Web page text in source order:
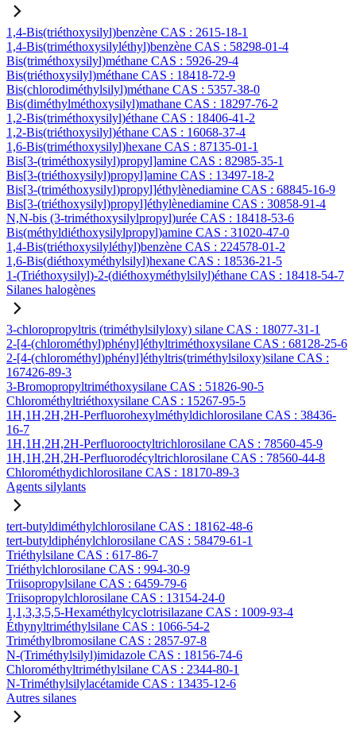
1,4-Bis(triéthoxysilyl)benzène CAS : 2615-18-1
1,4-Bis(triméthoxysilyléthyl)benzène CAS : 58298-01-4
Bis(triméthoxysilyl)méthane CAS : 5926-29-4
Bis(triéthoxysilyl)méthane CAS : 18418-72-9
Bis(chlorodiméthylsilyl)méthane CAS : 5357-38-0
Bis(diméthylméthoxysilyl)mathane CAS : 18297-76-2
1,2-Bis(triméthoxysilyl)éthane CAS : 18406-41-2
1,2-Bis(triéthoxysilyl)éthane CAS : 16068-37-4
1,6-Bis(triméthoxysilyl)hexane CAS : 87135-01-1
Bis[3-(triméthoxysilyl)propyl]amine CAS : 82985-35-1
Bis[3-(triéthoxysilyl)propyl]amine CAS : 13497-18-2
Bis[3-(triméthoxysilyl)propyl]éthylènediamine CAS : 68845-16-9
Bis[3-(triéthoxysilyl)propyl]éthylènediamine CAS : 30858-91-4
N,N-bis (3-triméthoxysilylpropyl)urée CAS : 18418-53-6
Bis(méthyldiéthoxysilylpropyl)amine CAS : 31020-47-0
1,4-Bis(triéthoxysilyléthyl)benzène CAS : 224578-01-2
1,6-Bis(diéthoxyméthylsilyl)hexane CAS : 18536-21-5
1-(Triéthoxysilyl)-2-(diéthoxyméthylsilyl)éthane CAS : 18418-54-7
Silanes halogènes
3-chloropropyltris (triméthylsilyloxy) silane CAS : 18077-31-1
2-[4-(chlorométhyl)phényl]éthyltriméthoxysilane CAS : 68128-25-6
2-[4-(chlorométhyl)phényl]éthyltris(triméthylsiloxy)silane CAS :
167426-89-3
3-Bromopropyltriméthoxysilane CAS : 51826-90-5
Chlorométhyltriéthoxysilane CAS : 15267-95-5
1H,1H,2H,2H-Perfluorohexylméthyldichlorosilane CAS : 38436-
16-7
1H,1H,2H,2H-Perfluorooctyltrichlorosilane CAS : 78560-45-9
1H,1H,2H,2H-Perfluorodécyltrichlorosilane CAS : 78560-44-8
Chlorométhydichlorosilane CAS : 18170-89-3
Agents silylants
tert-butyldiméthylchlorosilane CAS : 18162-48-6
tert-butyldiphénylchlorosilane CAS : 58479-61-1
Triéthylsilane CAS : 617-86-7
Triéthylchlorosilane CAS : 994-30-9
Triisopropylsilane CAS : 6459-79-6
Triisopropylchlorosilane CAS : 13154-24-0
1,1,3,3,5,5-Hexaméthylcyclotrisilazane CAS : 1009-93-4
Éthynyltriméthylsilane CAS : 1066-54-2
Triméthylbromosilane CAS : 2857-97-8
N-(Triméthylsilyl)imidazole CAS : 18156-74-6
Chlorométhyltriméthylsilane CAS : 2344-80-1
N-Triméthylsilylacétamide CAS : 13435-12-6
Autres silanes